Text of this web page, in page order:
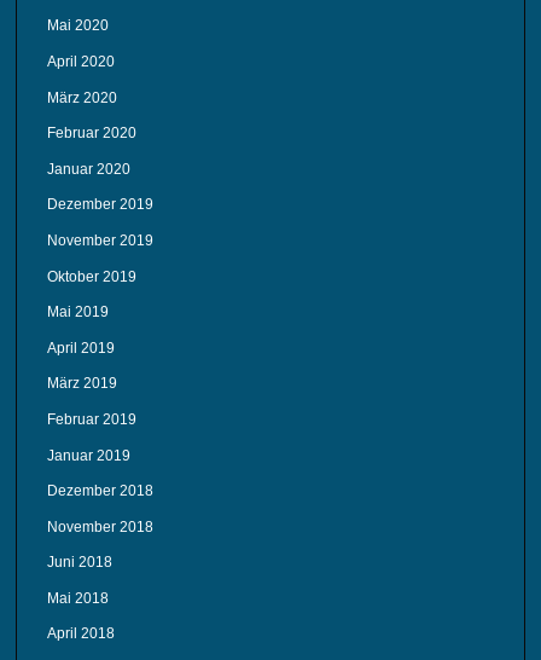
Mai 2020
April 2020
März 2020
Februar 2020
Januar 2020
Dezember 2019
November 2019
Oktober 2019
Mai 2019
April 2019
März 2019
Februar 2019
Januar 2019
Dezember 2018
November 2018
Juni 2018
Mai 2018
April 2018